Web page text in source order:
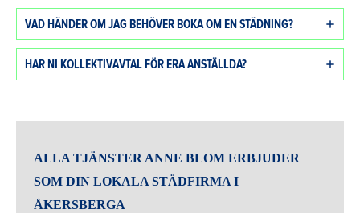
VAD HÄNDER OM JAG BEHÖVER BOKA OM EN STÄDNING?
HAR NI KOLLEKTIVAVTAL FÖR ERA ANSTÄLLDA?
ALLA TJÄNSTER ANNE BLOM ERBJUDER
SOM DIN LOKALA STÄDFIRMA I
ÅKERSBERGA